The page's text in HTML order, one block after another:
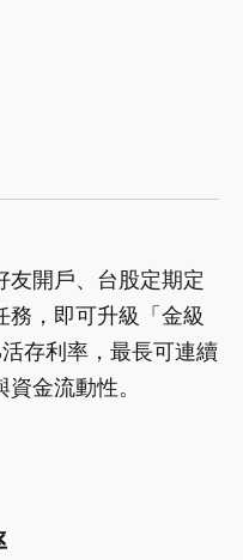
友開戶、台股定期定
務，即可升級「金級
存利率，最長可連續
金流動性。